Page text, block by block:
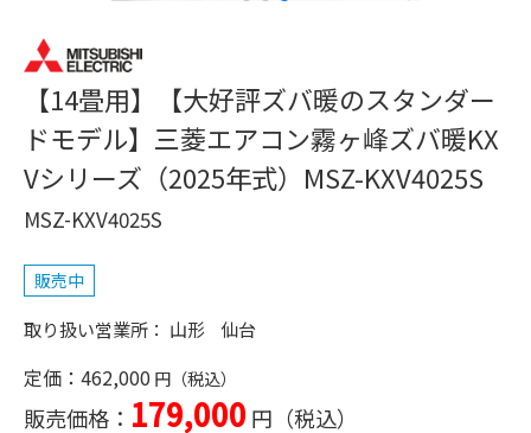
【14畳用】【大好評ズバ暖のスタンダー
ドモデル】三菱エアコン霧ヶ峰ズバ暖KX
Vシリーズ（2025年式）MSZ-KXV4025S
MSZ-KXV4025S
販売中
山形 仙台
定価：462,000
販売価格： 179,000